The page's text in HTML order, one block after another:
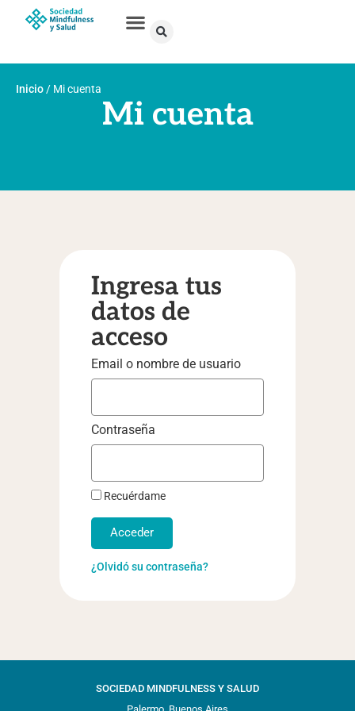
Inicio / Mi cuenta
Mi cuenta
Ingresa tus
datos de
acceso
Email o nombre de usuario
Contraseña
Recuérdame
Acceder
¿Olvidó su contraseña?
SOCIEDAD MINDFULNESS Y SALUD